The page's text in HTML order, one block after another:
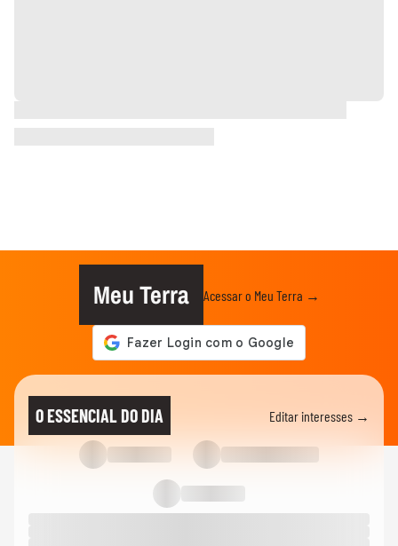
Meu Terra Acessar o Meu Terra →
O ESSENCIAL DO DIA Editar interesses →